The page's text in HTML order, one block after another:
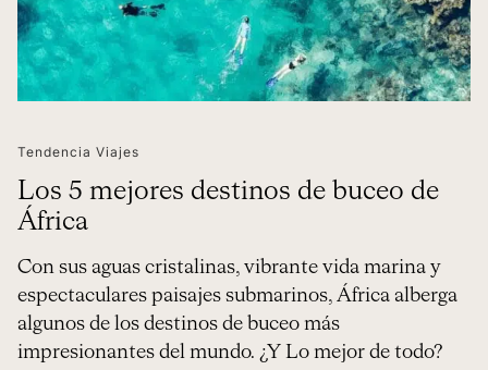
Tendencia Viajes
Los 5 mejores destinos de buceo de
África
Con sus aguas cristalinas, vibrante vida marina y
espectaculares paisajes submarinos, África alberga
algunos de los destinos de buceo más
impresionantes del mundo. ¿Y Lo mejor de todo?